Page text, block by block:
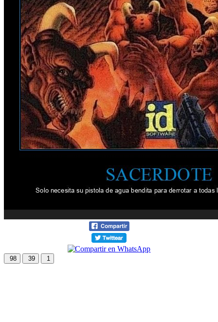
98 39 1